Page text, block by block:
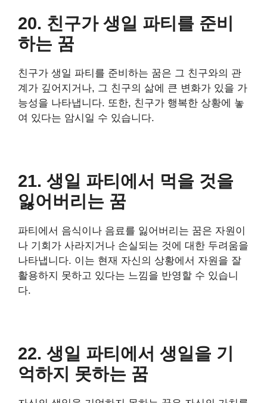
20. 친구가 생일 파티를 준비
하는 꿈
친구가 생일 파티를 준비하는 꿈은 그 친구와의 관
계가 깊어지거나, 그 친구의 삶에 큰 변화가 있을 가
능성을 나타냅니다. 또한, 친구가 행복한 상황에 놓
여 있다는 암시일 수 있습니다.
21. 생일 파티에서 먹을 것을
잃어버리는 꿈
파티에서 음식이나 음료를 잃어버리는 꿈은 자원이
나 기회가 사라지거나 손실되는 것에 대한 두려움을
나타냅니다. 이는 현재 자신의 상황에서 자원을 잘
활용하지 못하고 있다는 느낌을 반영할 수 있습니
다.
22. 생일 파티에서 생일을 기
억하지 못하는 꿈